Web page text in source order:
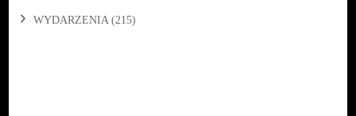
WYDARZENIA (215)